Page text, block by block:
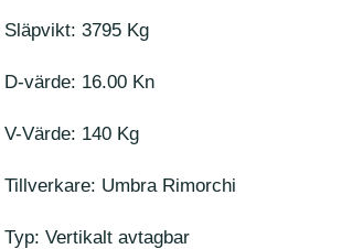
Släpvikt: 3795 Kg
D-värde: 16.00 Kn
V-Värde: 140 Kg
Tillverkare: Umbra Rimorchi
Typ: Vertikalt avtagbar